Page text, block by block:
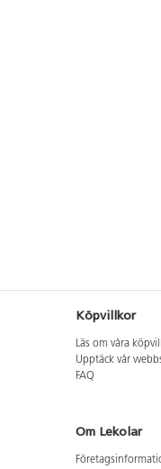
Köpvillkor
Läs om våra
Upptäck vår
FAQ
Om Lekolar